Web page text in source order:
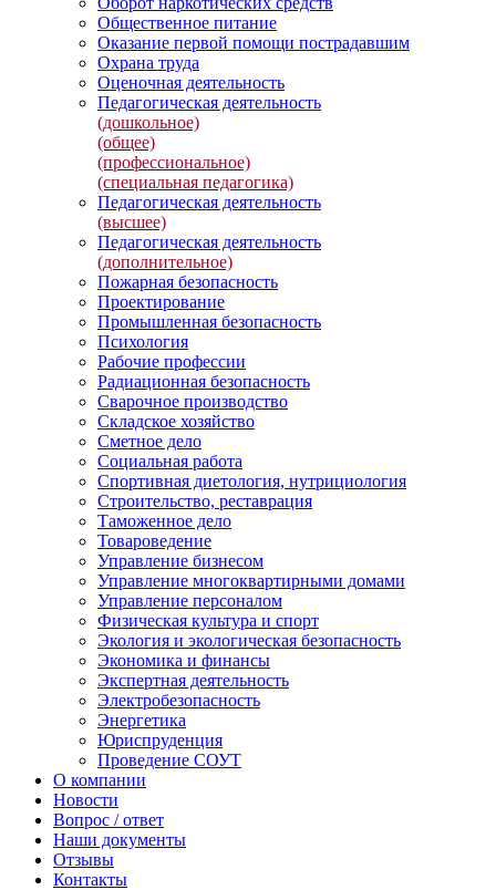
Общественное питание
Оказание первой помощи пострадавшим
Охрана труда
Оценочная деятельность
Педагогическая деятельность
(дошкольное)
(общее)
(профессиональное)
(специальная педагогика)
Педагогическая деятельность
(высшее)
Педагогическая деятельность
(дополнительное)
Пожарная безопасность
Проектирование
Промышленная безопасность
Психология
Рабочие профессии
Радиационная безопасность
Сварочное производство
Складское хозяйство
Сметное дело
Социальная работа
Спортивная диетология, нутрициология
Строительство, реставрация
Таможенное дело
Товароведение
Управление бизнесом
Управление многоквартирными домами
Управление персоналом
Физическая культура и спорт
Экология и экологическая безопасность
Экономика и финансы
Экспертная деятельность
Электробезопасность
Энергетика
Юриспруденция
Проведение СОУТ
О компании
Новости
Вопрос / ответ
Наши документы
Отзывы
Контакты